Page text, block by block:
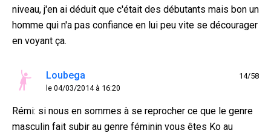
niveau, j'en ai déduit que c'était des débutants mais bon un
homme qui n'a pas confiance en lui peu vite se décourager
en voyant ça.
Loubega
le 04/03/2014 à 16:20
14/58
Rémi: si nous en sommes à se reprocher ce que le genre
masculin fait subir au genre féminin vous êtes Ko au